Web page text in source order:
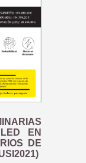
EN
DE